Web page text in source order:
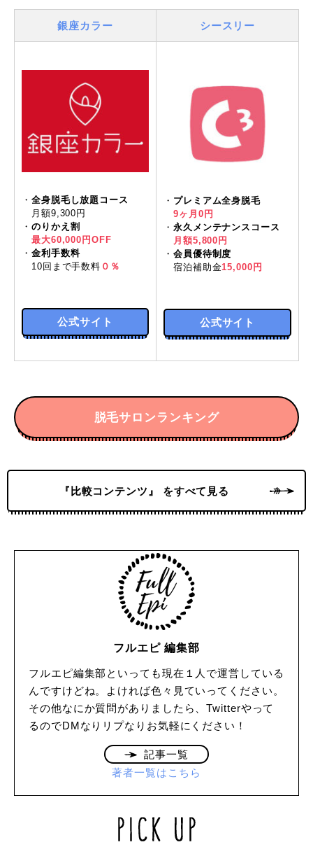
銀座カラー シースリー
・ 全身脱毛し放題コース
月額9,300円
・ のりかえ割
最大60,000円OFF
・ 金利手数料
10回まで手数料 ０％
公式サイト
・ プレミアム全身脱毛
9ヶ月0円
・ 永久メンテナンスコース
月額5,800円
・ 会員優待制度
宿泊補助金15,000円
公式サイト
脱毛サロンランキング
『比較コンテンツ』 をすべて見る
フルエピ 編集部
フルエピ編集部といっても現在１人で運営している
んですけどね。よければ色々見ていってください。
その他なにか質問がありましたら、Twitterやって
るのでDMなりリプなりお気軽にください！
記事一覧
著者一覧はこちら